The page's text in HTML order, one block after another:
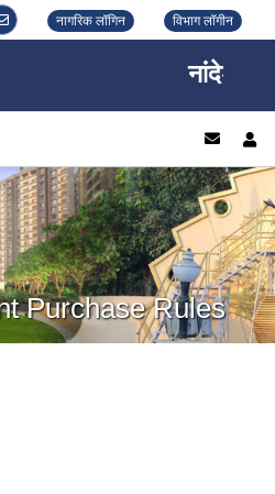
नागरिक लॉगिन विभाग लॉगीन
नांदेड
Purchase Rules